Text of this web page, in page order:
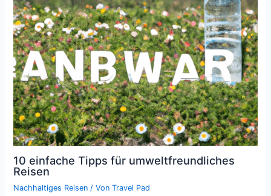
10 einfache Tipps für umweltfreundliches
Reisen
Nachhaltiges Reisen / VonTravel Pad